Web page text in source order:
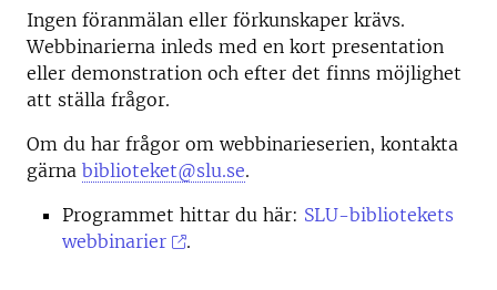
Ingen föranmälan eller förkunskaper krävs.
Webbinarierna inleds med en kort presentation
eller demonstration och efter det finns möjlighet
att ställa frågor.
Om du har frågor om webbinarieserien, kontakta
gärna biblioteket@slu.se.
Programmet hittar du här: SLU-bibliotekets
webbinarier
.